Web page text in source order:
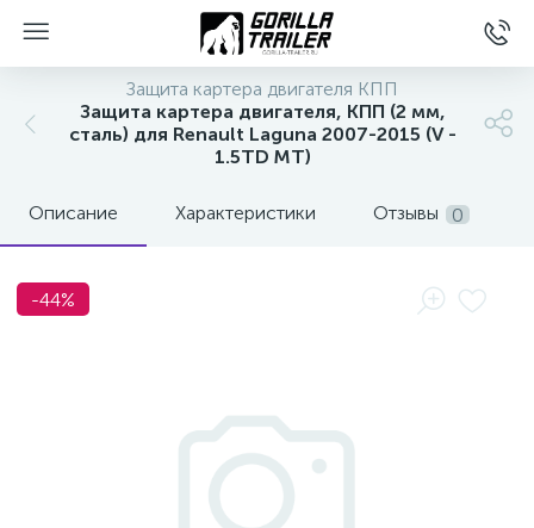
Защита картера двигателя КПП
Защита картера двигателя, КПП (2 мм,
сталь) для Renault Laguna 2007-2015 (V -
1.5TD MT)
Описание Характеристики Отзывы 0
-44%